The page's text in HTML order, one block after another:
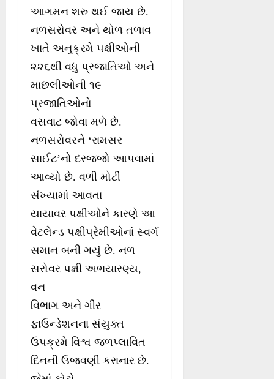
આગમન શરુ થઈ જાય છે.
નળસરોવર અને થોળ તળાવ
ખાતે અનુક્રમે પક્ષીઓની
૨૨૬થી વધુ પ્રજાતિઓ અને
માછલીઓની ૧૯
પ્રજાતિઓનો
વસવાટ જોવા મળે છે.
નળસરોવરને ‘રામસર
સાઈટ’નો દરજ્જો આપવામાં
આવ્યો છે. વળી મોટી
સંખ્યામાં આવતા
યાયાવર પક્ષીઓને કારણે આ
વેટલેન્ડ પક્ષીપ્રેમીઓનાં સ્વર્ગ
સમાન બની ગયું છે. નળ
સરોવર પક્ષી અભયારણ્ય,
વન
વિભાગ અને ગીર
ફાઉન્ડેશનના સંયુક્ત
ઉપક્રમે વિશ્વ જળપ્લાવિત
દિનની ઉજવણી કરાનાર છે.